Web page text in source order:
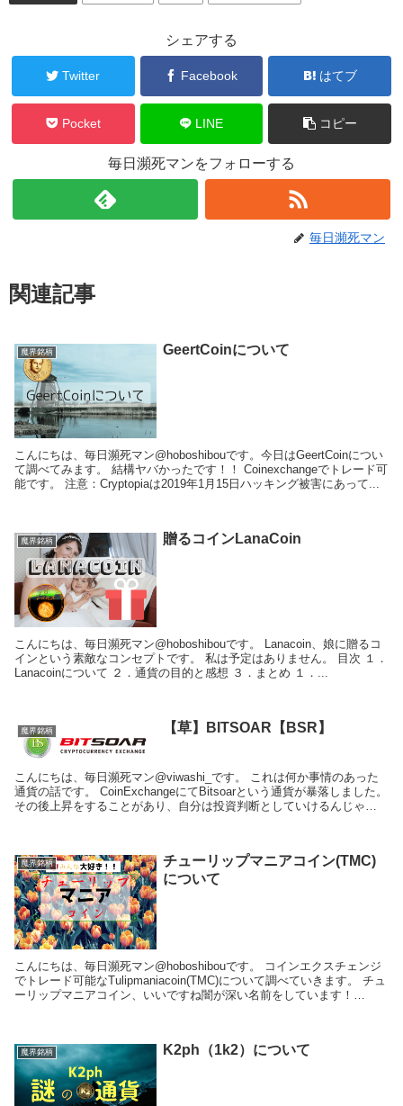
シェアする
Twitter Facebook はてブ
Pocket LINE コピー
毎日瀕死マンをフォローする
毎日瀕死マン
関連記事
魔界銘柄 GeertCoinについて
こんにちは、毎日瀕死マン@hoboshibouです。今日はGeertCoinについ
て調べてみます。 結構ヤバかったです！！ Coinexchangeでトレード可
能です。 注意：Cryptopiaは2019年1月15日ハッキング被害にあって...
魔界銘柄 贈るコインLanaCoin
こんにちは、毎日瀕死マン@hoboshibouです。 Lanacoin、娘に贈るコ
インという素敵なコンセプトです。 私は予定はありません。 目次 １．
Lanacoinについて ２．通貨の目的と感想 ３．まとめ １．...
魔界銘柄 【草】BITSOAR【BSR】
こんにちは、毎日瀕死マン@viwashi_です。 これは何か事情のあった
通貨の話です。 CoinExchangeにてBitsoarという通貨が暴落しました。
その後上昇をすることがあり、自分は投資判断としていけるんじゃな
魔界銘柄
チューリップマニアコイン(TMC)
について
こんにちは、毎日瀕死マン@hoboshibouです。 コインエクスチェンジ
でトレード可能なTulipmaniacoin(TMC)について調べていきます。 チュ
ーリップマニアコイン、いいですね闇が深い名前をしています！
魔界銘柄 K2ph（1k2）について